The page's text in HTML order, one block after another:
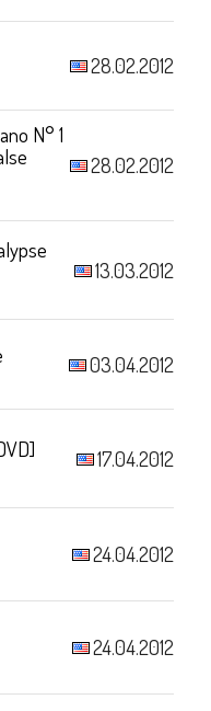
28.02.2012
N° 1
28.02.2012
13.03.2012
03.04.2012
17.04.2012
24.04.2012
24.04.2012